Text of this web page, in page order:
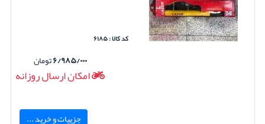
کد کالا : ۶۱۸۵
۶/۹۸۵/۰۰۰تومان
امکان ارسال روزانه
جزییات و خرید ...